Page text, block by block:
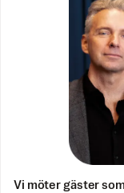
Vi möter gäster